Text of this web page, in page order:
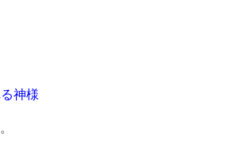
神様